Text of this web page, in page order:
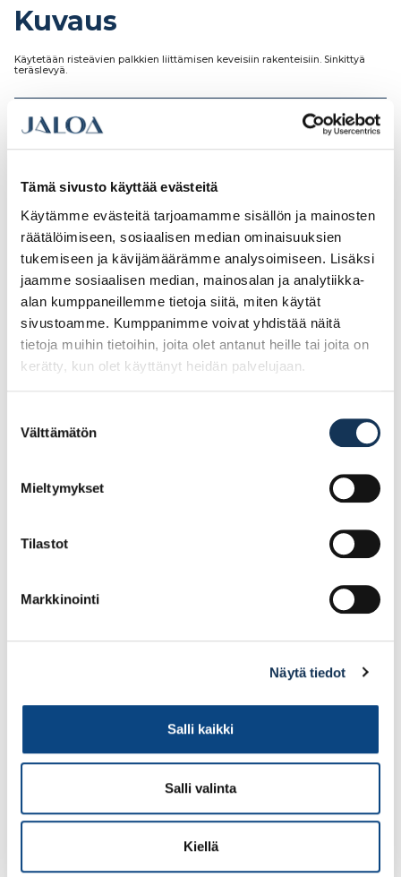
Tämä sivusto käyttää evästeitä
Käytämme evästeitä tarjoamamme sisällön ja mainosten
räätälöimiseen, sosiaalisen median ominaisuuksien
tukemiseen ja kävijämäärämme analysoimiseen. Lisäksi
jaamme sosiaalisen median, mainosalan ja analytiikka-
alan kumppaneillemme tietoja siitä, miten käytät
sivustoamme. Kumppanimme voivat yhdistää näitä
tietoja muihin tietoihin, joita olet antanut heille tai joita on
kerätty, kun olet käyttänyt heidän palvelujaan.
valinta
Välttämätön
Mieltymykset
Tilastot
Markkinointi
Näytä tiedot
Salli kaikki
Salli valinta
Kiellä
Kuvaus
Käytetään risteävien palkkien liittämisen keveisiin rakenteisiin. Sinkittyä
teräslevyä.
Pilarikenkä 80-120mm
105x105x90x3
vahvistettu
50x50x35x2,5